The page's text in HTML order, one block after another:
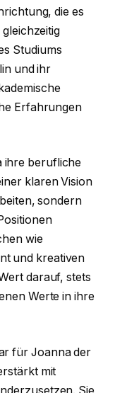
die es
Studiums
und ihr
Erfahrungen
ihre berufliche
klaren Vision
sondern
wie
und kreativen
darauf, stets
Werte in ihre
für Joanna der
mit